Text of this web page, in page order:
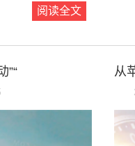
阅读全文
”“ 从